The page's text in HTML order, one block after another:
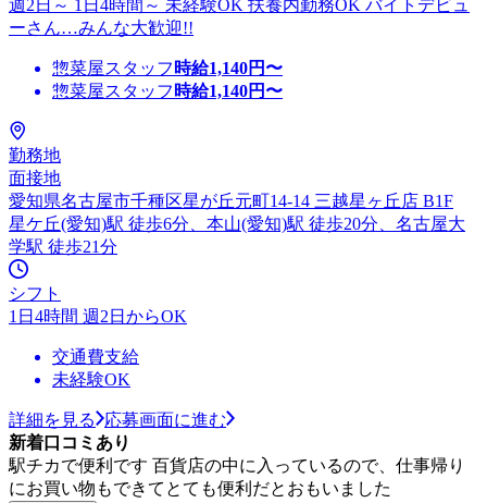
週2日～ 1日4時間～ 未経験OK 扶養内勤務OK バイトデビュ
ーさん…みんな大歓迎!!
惣菜屋スタッフ 時給1,140円〜
惣菜屋スタッフ 時給1,140円〜
勤務地
面接地
愛知県名古屋市千種区星が丘元町14-14 三越星ヶ丘店 B1F
星ケ丘(愛知)駅 徒歩6分、本山(愛知)駅 徒歩20分、名古屋大
学駅 徒歩21分
シフト
1日4時間 週2日からOK
交通費支給
未経験OK
詳細を見る
応募画面に進む
新着口コミあり
駅チカで便利です 百貨店の中に入っているので、仕事帰り
にお買い物もできてとても便利だとおもいました